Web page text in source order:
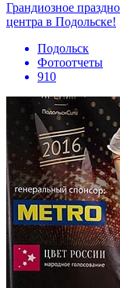
Грандиозное
центра в Подольске!
Подольск
Фотоотчеты
910